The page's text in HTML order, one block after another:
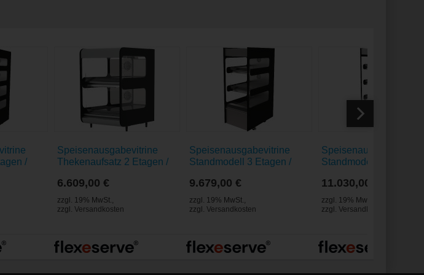
/
Speisenausgabevitrine
Thekenaufsatz 2 Etagen /
6.609,00 €
zzgl. 19% MwSt.,
zzgl. Versandkosten
Speisenausgabevitrine
Standmodell 3 Etagen /
9.679,00 €
zzgl. 19% MwSt.,
zzgl. Versandkosten
Speisenausgabevitrine
Standmodell 4 Etagen /
11.030,00 €
zzgl. 19% MwSt.
zzgl. Versandkosten